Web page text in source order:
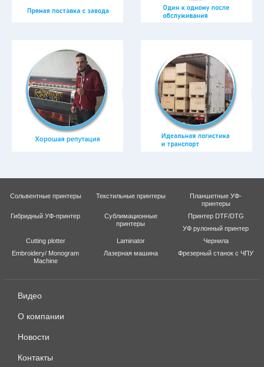
Сольвентные принтеры Текстильные принтеры
Планшетные УФ-
принтеры
Гибридный УФ-принтер
Сублимационные
принтеры
Принтер DTF/DTG
УФ рулонный принтер
Cutting plotter
Laminator
Чернила
Embroidery/ Monogram
Machine
Лазерная машина Фрезерный станок с ЧПУ
Видео
О компании
Новости
Контакты